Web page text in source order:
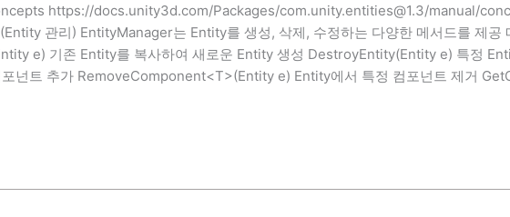
https://docs.unity3d.com/Packages/com.unity.entities@1.3/manual/
관리) EntityManager는 Entity를 생성, 삭제, 수정하는 다양한 메서드를 제
e) 기존 Entity를 복사하여 새로운 Entity 생성 DestroyEntity(Entity e) 특정
넌트 추가 RemoveComponent<T>(Entity e) Entity에서 특정 컴포넌트 제거